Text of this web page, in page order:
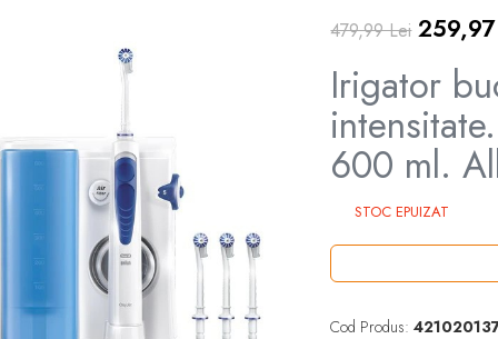
479,99 Lei
Irigator
600 ml.
STOC EPUIZAT
Cod Produs: